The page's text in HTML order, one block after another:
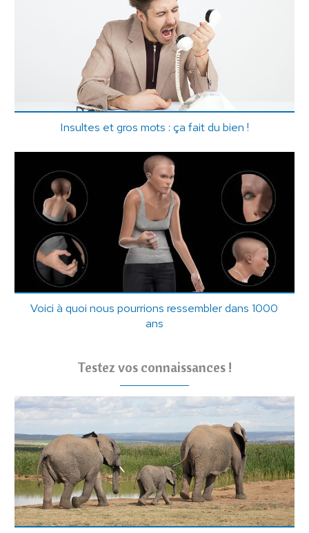
Insultes et gros mots : ça fait du bien !
Voici à quoi nous pourrions ressembler dans 1000
ans
Testez vos connaissances !